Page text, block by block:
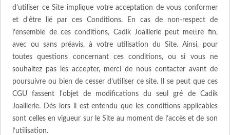
d'utiliser ce Site implique votre acceptation de vous conformer
et d'être lié par ces Conditions. En cas de non-respect de
l’ensemble de ces conditions, Cadik Joaillerie peut mettre fin,
avec ou sans préavis, à votre utilisation du Site. Ainsi, pour
toutes questions concernant ces conditions, ou si vous ne
souhaitez pas les accepter, merci de nous contacter avant de
poursuivre ou bien de cesser d’utiliser ce site. Il se peut que ces
CGU fassent l'objet de modifications du seul gré de Cadik
Joaillerie. Dès lors il est entendu que les conditions applicables
sont celles en vigueur sur le Site au moment de l’accès et de son
l’utilisation.